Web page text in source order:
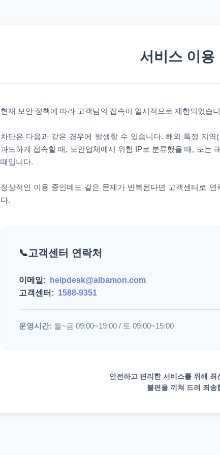
서비스 이용
현재 보안 정책에 따라 고객님의 접속이 일시적으로 제한되었습
차단은 다음과 같은 경우에 발생할 수 있습니다. 해외 특정 지
과도하게 접속할 때, 보안업체에서 위험 IP로 분류했을 때, 또는
때입니다.
정상적인 이용 중인데도 같은 문제가 반복된다면 고객센터로
다.
고객센터 연락처
이메일:
helpdesk@albamon.com
고객센터: 1588-9351
운영시간: 월~금 09:00~19:00 / 토 09:00~15:00
안전하고 편리한 서비스를 위해 최
불편을 끼쳐 드려 죄송